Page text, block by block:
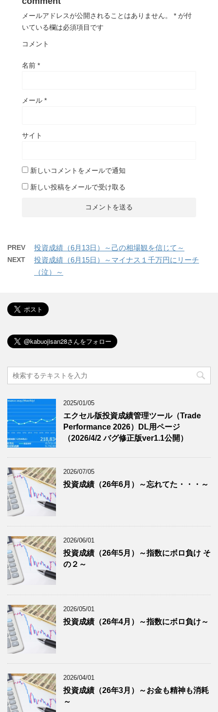
メールアドレスが公開されることはありません。 * が付
いている欄は必須項目です
コメント
名前 *
メール *
サイト
新しいコメントをメールで通知
新しい投稿をメールで受け取る
PREV 投資成績（6月13日）～己の相場観を信じて～
NEXT
投資成績（6月15日）～マイナス１千万円にリーチ
（泣）～
2025/01/05
エクセル版投資成績管理ツール（Trade
Performance 2026）DL用ページ
（2026/4/2 バグ修正版ver1.1公開）
2026/07/05
投資成績（26年6月）～忘れてた・・・～
2026/06/01
投資成績（26年5月）～指数にボロ負け そ
の２～
2026/05/01
投資成績（26年4月）～指数にボロ負け～
2026/04/01
投資成績（26年3月）～お金も精神も消耗
～